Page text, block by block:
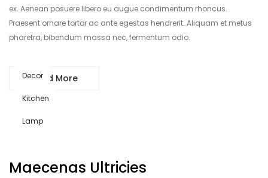
ex. Aenean posuere libero eu augue condimentum rhoncus.
Praesent ornare tortor ac ante egestas hendrerit. Aliquam et metus
pharetra, bibendum massa nec, fermentum odio.
Read More
Decor
Kitchen
Lamp
Maecenas Ultricies